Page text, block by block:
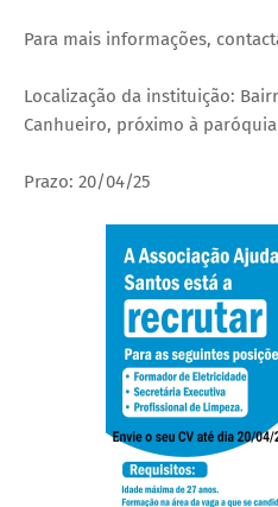
Para mais informações,
Localização da instituição:
Canhueiro, próximo à
Prazo: 20/04/25